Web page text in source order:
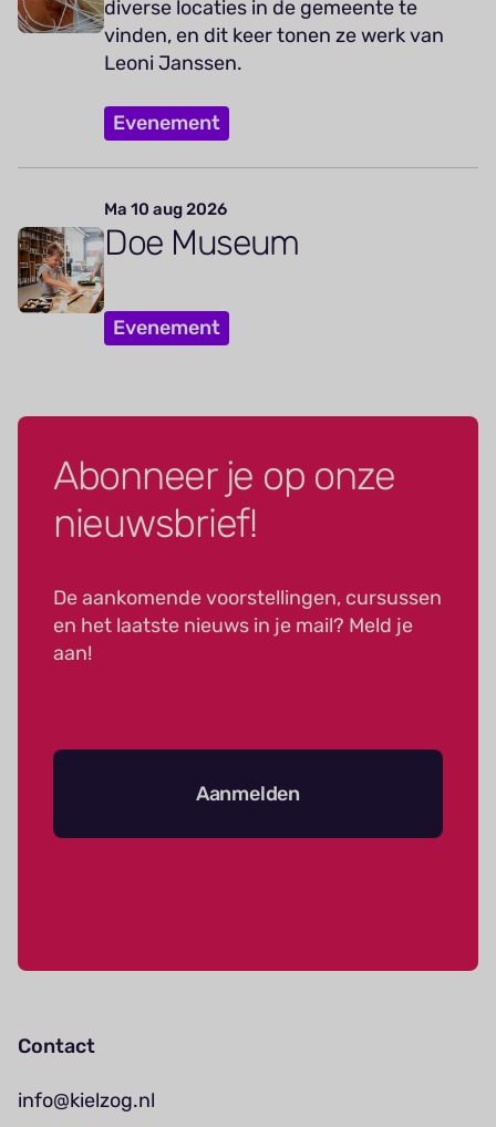
diverse locaties in de gemeente te
vinden, en dit keer tonen ze werk van
Leoni Janssen.
Evenement
Ma 10 aug 2026
Doe Museum
Evenement
Abonneer je op onze
nieuwsbrief!
De aankomende voorstellingen, cursussen
en het laatste nieuws in je mail? Meld je
aan!
Aanmelden
Contact
info@kielzog.nl